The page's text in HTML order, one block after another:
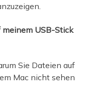
meinem USB-Stick
Sie Dateien auf
Mac nicht sehen